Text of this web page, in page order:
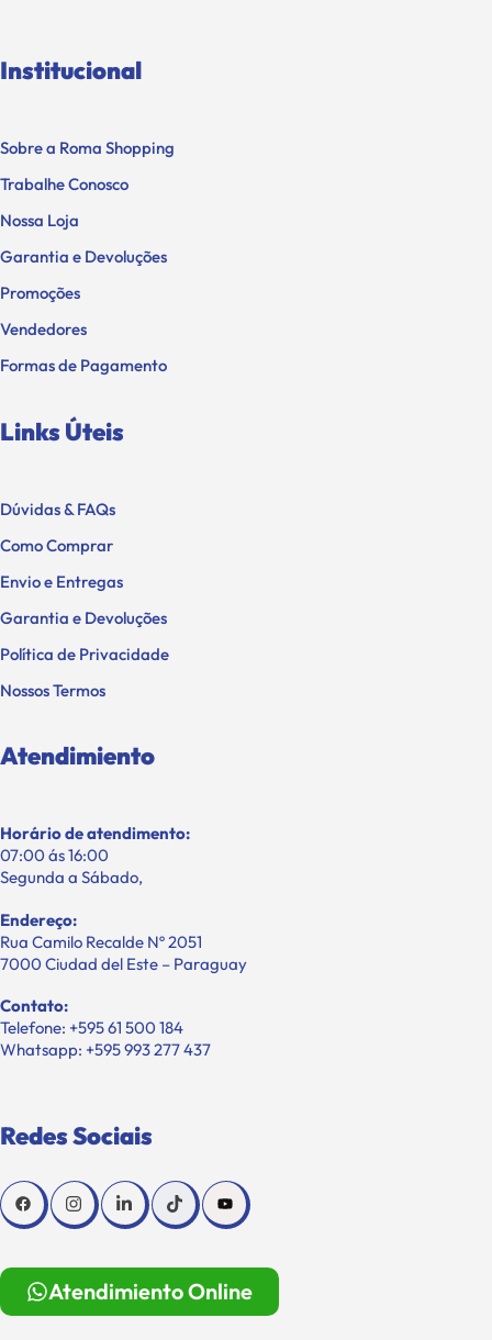
Institucional
Sobre a Roma Shopping
Trabalhe Conosco
Nossa Loja
Garantia e Devoluções
Promoções
Vendedores
Formas de Pagamento
Links Úteis
Dúvidas & FAQs
Como Comprar
Envio e Entregas
Garantia e Devoluções
Política de Privacidade
Nossos Termos
Atendimiento
Horário de atendimento:
07:00 ás 16:00
Segunda a Sábado,
Endereço:
Rua Camilo Recalde Nº 2051
7000 Ciudad del Este – Paraguay
Contato:
Telefone: +595 61 500 184
Whatsapp: +595 993 277 437
Redes Sociais
Atendimiento Online